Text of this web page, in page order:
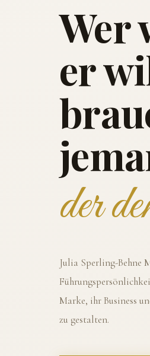
Wer
er
der
Julia Sperling-Behne
Marke, ihr Business
zu gestalten.